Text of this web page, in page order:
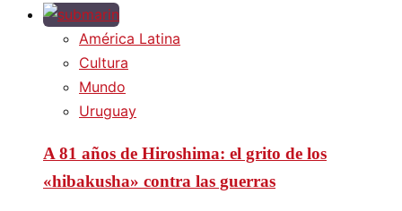
América Latina
Cultura
Mundo
Uruguay
A 81 años de Hiroshima: el grito de los
«hibakusha» contra las guerras